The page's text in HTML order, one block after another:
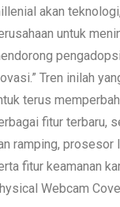
akan
untuk
Tren inilah
terus
fitur terbaru,
ramping,
fitur keamanan
Webcam